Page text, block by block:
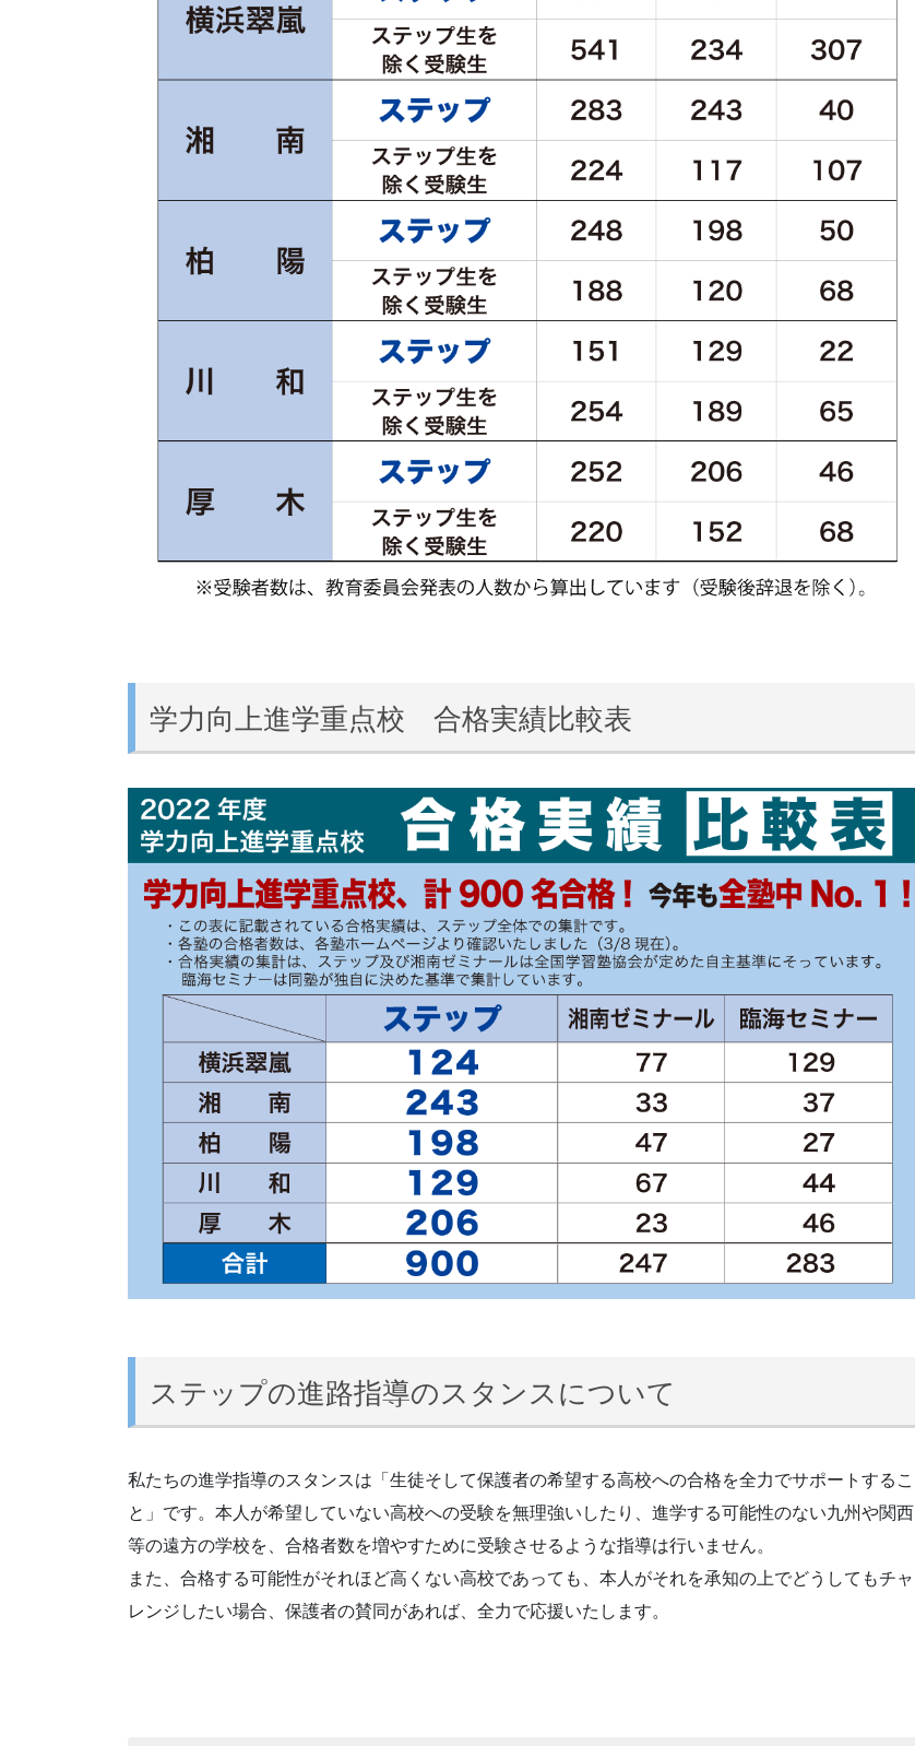
学力向上進学重点校 合格実績比較表
ステップの進路指導のスタンスについて
私たちの進学指導のスタンスは「生徒そして保護者の希望する高校への合格を全力でサポートするこ
と」です。本人が希望していない高校への受験を無理強いしたり、進学する可能性のない九州や関西
等の遠方の学校を、合格者数を増やすために受験させるような指導は行いません。
また、合格する可能性がそれほど高くない高校であっても、本人がそれを承知の上でどうしてもチャ
レンジしたい場合、保護者の賛同があれば、全力で応援いたします。